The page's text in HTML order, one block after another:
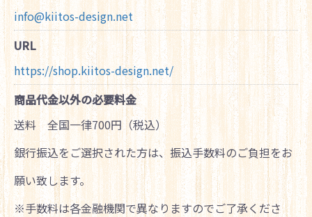
info@kiitos-design.net
URL
https://shop.kiitos-design.net/
商品代金以外の必要料金
送料 全国一律700円（税込）
銀行振込をご選択された方は、振込手数料のご負担をお
願い致します。
※手数料は各金融機関で異なりますのでご了承くださ